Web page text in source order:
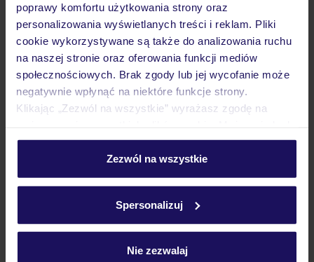
poprawy komfortu użytkowania strony oraz
personalizowania wyświetlanych treści i reklam. Pliki
cookie wykorzystywane są także do analizowania ruchu
na naszej stronie oraz oferowania funkcji mediów
społecznościowych. Brak zgody lub jej wycofanie może
negatywnie wpłynąć na niektóre funkcje strony.
Klikając „Zezwól na wszystkie” wyrażasz zgodę na
personalizować swój wybór wchodząc w zakładkę
Szczegółowe informacje o plikach cookie znajdziesz
Zezwól na wszystkie
Spersonalizuj
Nie zezwalaj
Opinie
Pokoje
Atrakcje
Ważne informacje